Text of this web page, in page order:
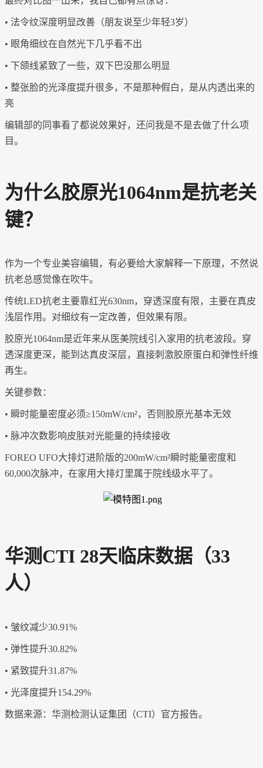
• 法令纹深度明显改善（朋友说至少年轻3岁）
• 眼角细纹在自然光下几乎看不出
• 下颌线紧致了一些，双下巴没那么明显
• 整张脸的光泽度提升很多，不是那种假白，是从内透出来的
亮
编辑部的同事看了都说效果好，还问我是不是去做了什么项
目。
为什么胶原光1064nm是抗老关
键？
作为一个专业美容编辑，有必要给大家解释一下原理，不然说
抗老总感觉像在吹牛。
传统LED抗老主要靠红光630nm，穿透深度有限，主要在真皮
浅层作用。对细纹有一定改善，但效果有限。
胶原光1064nm是近年来从医美院线引入家用的抗老波段。穿
透深度更深，能到达真皮深层，直接刺激胶原蛋白和弹性纤维
再生。
关键参数：
• 瞬时能量密度必须≥150mW/cm²，否则胶原光基本无效
• 脉冲次数影响皮肤对光能量的持续接收
FOREO UFO大排灯进阶版的200mW/cm²瞬时能量密度和
60,000次脉冲，在家用大排灯里属于院线级水平了。
华测CTI 28天临床数据（33
人）
• 皱纹减少30.91%
• 弹性提升30.82%
• 紧致提升31.87%
• 光泽度提升154.29%
数据来源：华测检测认证集团（CTI）官方报告。